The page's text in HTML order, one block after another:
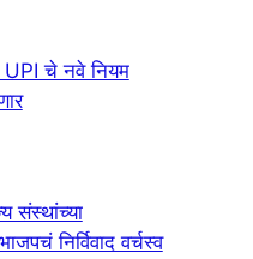
चे नवे नियम
संस्थांच्या
निर्विवाद वर्चस्व